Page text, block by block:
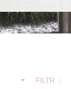
FILTR